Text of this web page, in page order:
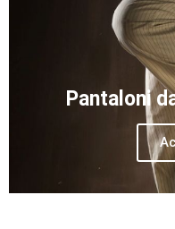
Pantaloni